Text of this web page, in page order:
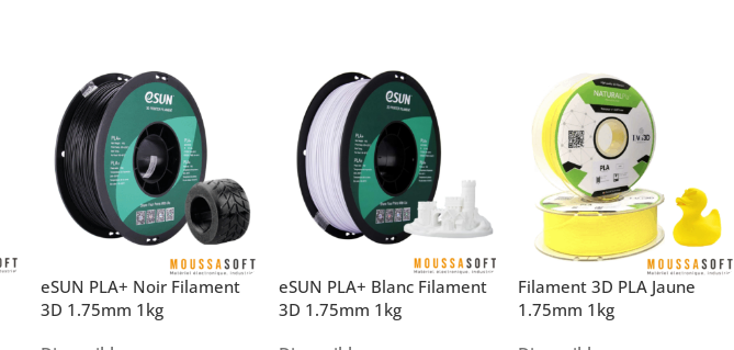
eSUN PLA+ Noir Filament
3D 1.75mm 1kg
eSUN PLA+ Blanc Filament
3D 1.75mm 1kg
Filament 3D PLA Jaune
1.75mm 1kg